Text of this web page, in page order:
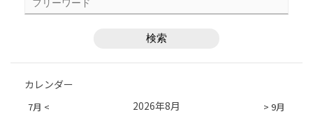
カレンダー
7月 < > 9月
2026年8月